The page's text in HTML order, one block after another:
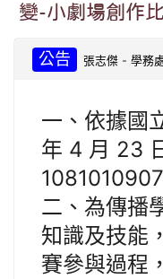
變-小劇場創作
公告 張志傑 -學務
一、依據國
年 4 月 23
二、為傳播
知識及技能
賽參與過程